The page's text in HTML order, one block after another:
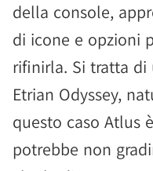
della console,
di icone e opzioni
rifinirla. Si tratta
Etrian Odyssey,
questo caso Atlus
potrebbe non